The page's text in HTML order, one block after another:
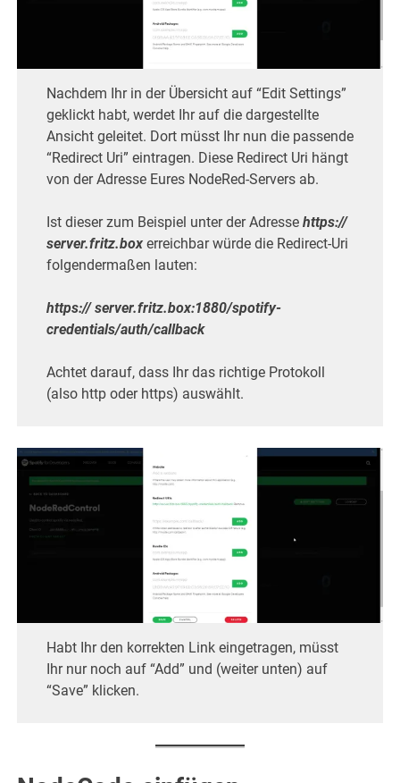
Nachdem Ihr in der Übersicht auf “Edit Settings”
geklickt habt, werdet Ihr auf die dargestellte
Ansicht geleitet. Dort müsst Ihr nun die passende
“Redirect Uri” eintragen. Diese Redirect Uri hängt
von der Adresse Eures NodeRed-Servers ab.
Ist dieser zum Beispiel unter der Adresse https://
server.fritz.boxerreichbar würde die Redirect-Uri
folgendermaßen lauten:
https:// server.fritz.box:1880/spotify-
credentials/auth/callback
Achtet darauf, dass Ihr das richtige Protokoll
(also http oder https) auswählt.
Habt Ihr den korrekten Link eingetragen, müsst
Ihr nur noch auf “Add” und (weiter unten) auf
“Save” klicken.